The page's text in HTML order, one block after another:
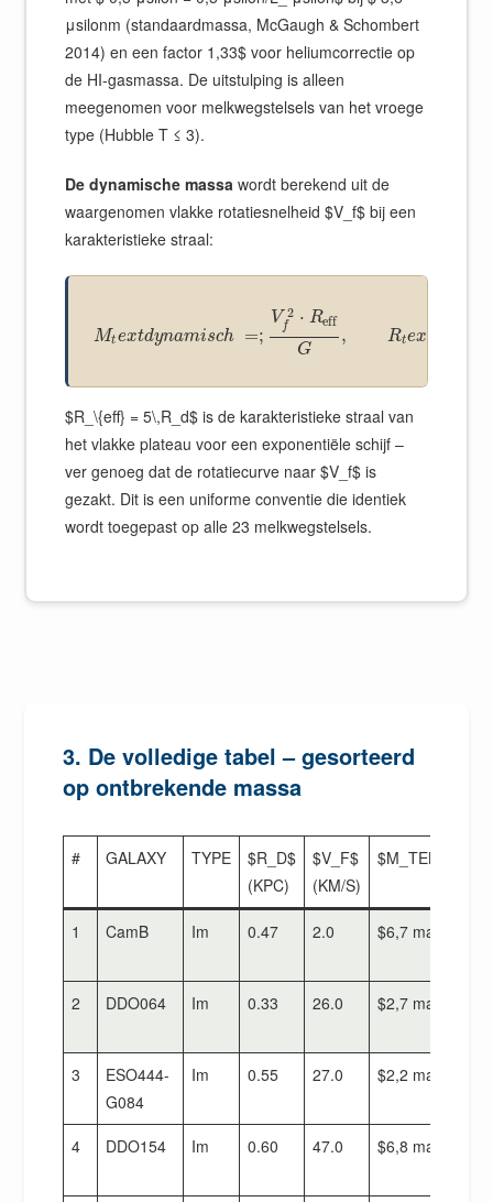
μsilonm (standaardmassa, McGaugh & Schombert
2014) en een factor 1,33$ voor heliumcorrectie op
de HI-gasmassa. De uitstulping is alleen
meegenomen voor melkwegstelsels van het vroege
type (Hubble T ≤ 3).
De dynamische massa wordt berekend uit de
waargenomen vlakke rotatiesnelheid $V_f$ bij een
karakteristieke straal:
Mtextdynamisch =;
V 2
f ⋅ Reff
G
, Rtex
$R_\{eff} = 5\,R_d$ is de karakteristieke straal van
het vlakke plateau voor een exponentiële schijf –
ver genoeg dat de rotatiecurve naar $V_f$ is
gezakt. Dit is een uniforme conventie die identiek
wordt toegepast op alle 23 melkwegstelsels.
3. De volledige tabel – gesorteerd
op ontbrekende massa
# GALAXY TYPE
$R_D$
(KPC)
$V_F$
(KM/S)
1 CamB Im 0.47 2.0 $6,7 maal
2 DDO064 Im 0.33 26.0 $2,7 maal
3
ESO444-
G084
Im 0.55 27.0 $2,2 maal
4 DDO154 Im 0.60 47.0 $6,8 maal